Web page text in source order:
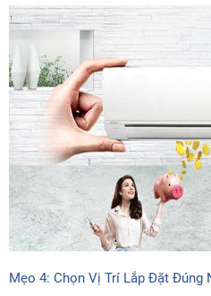
Mẹo 4: Chọn Vị Trí Lắp Đặt Đúng